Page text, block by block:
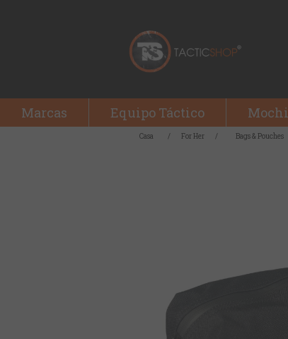
Marcas Equipo Táctico
Casa / For Her / Bags & Pouches